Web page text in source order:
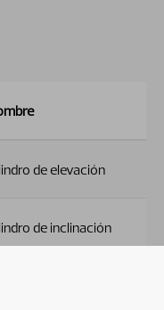
de elevación
de inclinación